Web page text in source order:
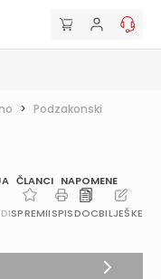
> Podzakonski
ČLANCI NAPOMENE
SPREMIISPISDOCBILJEŠKE